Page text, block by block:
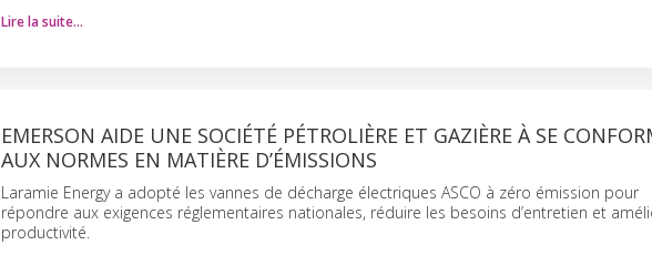
Lire la suite…
EMERSON AIDE UNE SOCIÉTÉ PÉTROLIÈRE ET GAZIÈRE À SE
AUX NORMES EN MATIÈRE D’ÉMISSIONS
Laramie Energy a adopté les vannes de décharge électriques ASCO à zéro émission pour
répondre aux exigences réglementaires nationales, réduire les besoins d’entretien et
productivité.